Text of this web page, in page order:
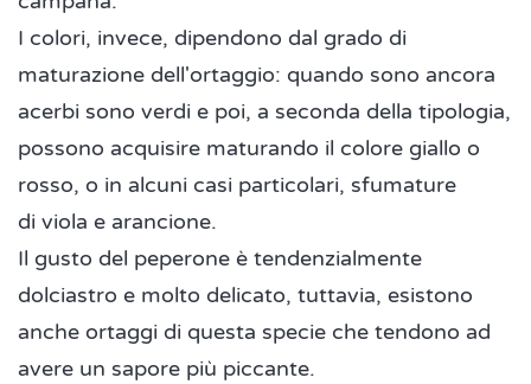
I colori, invece, dipendono dal grado di
maturazione dell'ortaggio: quando sono ancora
acerbi sono verdi e poi, a seconda della tipologia,
possono acquisire maturando il colore giallo o
rosso, o in alcuni casi particolari, sfumature
di viola e arancione.
Il gusto del peperone è tendenzialmente
dolciastro e molto delicato, tuttavia, esistono
anche ortaggi di questa specie che tendono ad
avere un sapore più piccante.